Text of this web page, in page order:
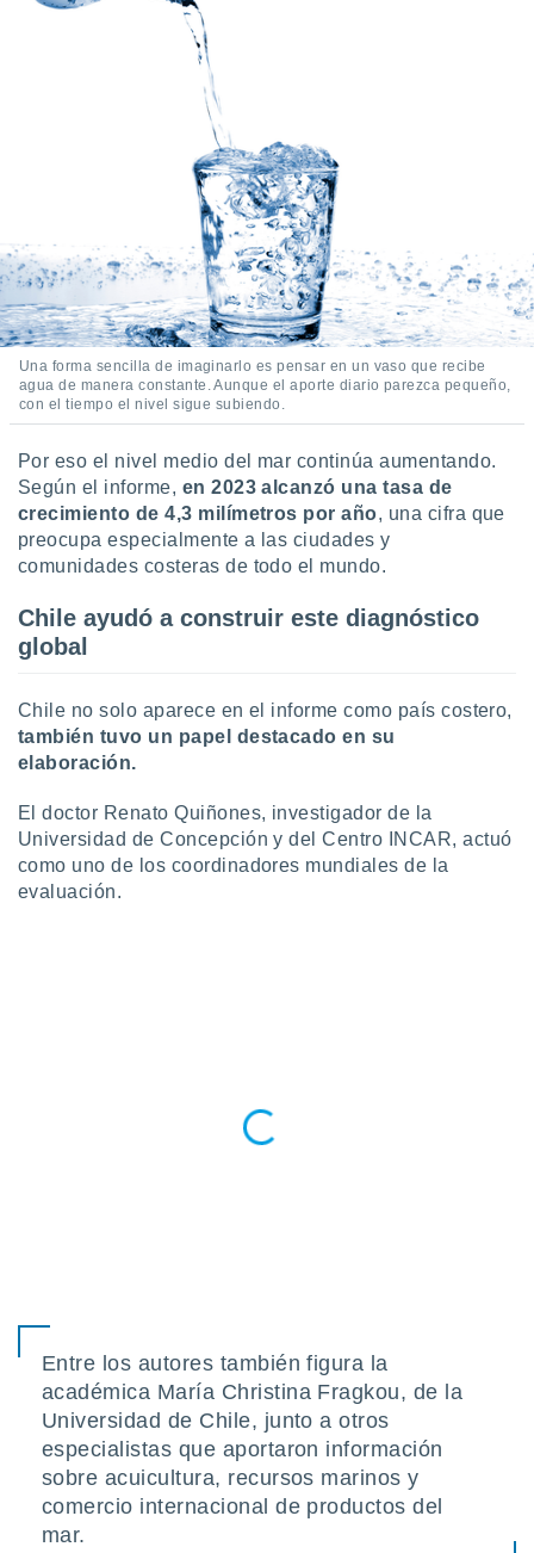
medir el
de la
el
del
a través
de
de
de
uso de
con el
e
mediante
publicidad
1199
Una forma sencilla de imaginarlo es pensar en un vaso que recibe
agua de manera constante. Aunque el aporte diario parezca pequeño,
con el tiempo el nivel sigue subiendo.
Por eso el nivel medio del mar continúa aumentando.
Según el informe, en 2023 alcanzó una tasa de
crecimiento de 4,3 milímetros por año, una cifra que
preocupa especialmente a las ciudades y
comunidades costeras de todo el mundo.
Chile ayudó a construir este diagnóstico
global
Chile no solo aparece en el informe como país costero,
también tuvo un papel destacado en su
elaboración.
El doctor Renato Quiñones, investigador de la
Universidad de Concepción y del Centro INCAR, actuó
como uno de los coordinadores mundiales de la
evaluación.
Entre los autores también figura la
académica María Christina Fragkou, de la
Universidad de Chile, junto a otros
especialistas que aportaron información
sobre acuicultura, recursos marinos y
comercio internacional de productos del
mar.